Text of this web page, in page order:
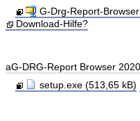
G-Drg-Report-
Download-Hilfe?
aG-DRG-Report Browser
setup.exe (513,65 kB)